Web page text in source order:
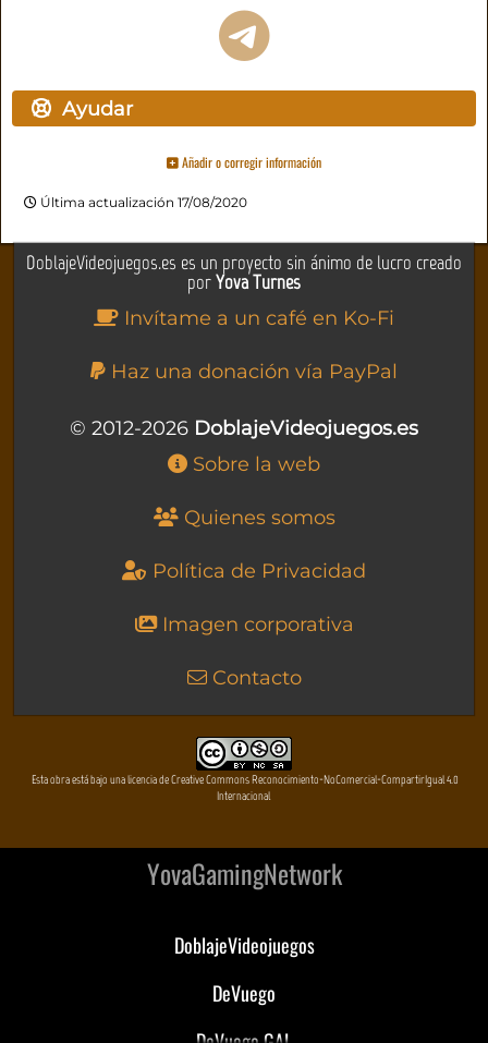
Ayudar
Añadir o corregir información
Última actualización 17/08/2020
DoblajeVideojuegos.es es un proyecto sin ánimo de lucro creado
porYova Turnes
Invítame a un café en Ko-Fi
Haz una donación vía PayPal
© 2012-2026 DoblajeVideojuegos.es
Sobre la web
Quienes somos
Política de Privacidad
Imagen corporativa
Contacto
Esta obra está bajo una licencia de Creative Commons Reconocimiento-NoComercial-CompartirIgual 4.0
Internacional
YovaGamingNetwork
DoblajeVideojuegos
DeVuego